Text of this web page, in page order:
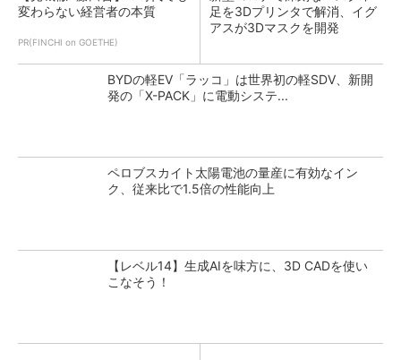
変わらない経営者の本質
PR(FINCHI on GOETHE)
足を3Dプリンタで解消、イグ
アスが3Dマスクを開発
BYDの軽EV「ラッコ」は世界初の軽SDV、新開
発の「X-PACK」に電動システ...
ペロブスカイト太陽電池の量産に有効なイン
ク、従来比で1.5倍の性能向上
【レベル14】生成AIを味方に、3D CADを使い
こなそう！